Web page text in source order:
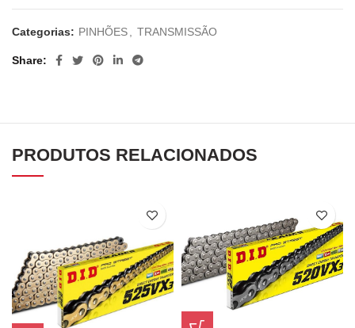
Categorias: PINHÕES TRANSMISSÃO
Share
PRODUTOS RELACIONADOS